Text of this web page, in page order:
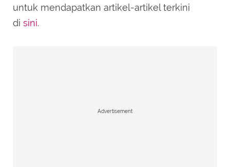
untuk mendapatkan artikel-artikel terkini
di sini.
Advertisement